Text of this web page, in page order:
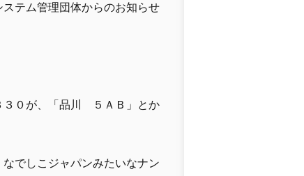
テム管理団体からのお知らせ
３０が、「品川 ５ＡＢ」とか
でしこジャパンみたいなナン